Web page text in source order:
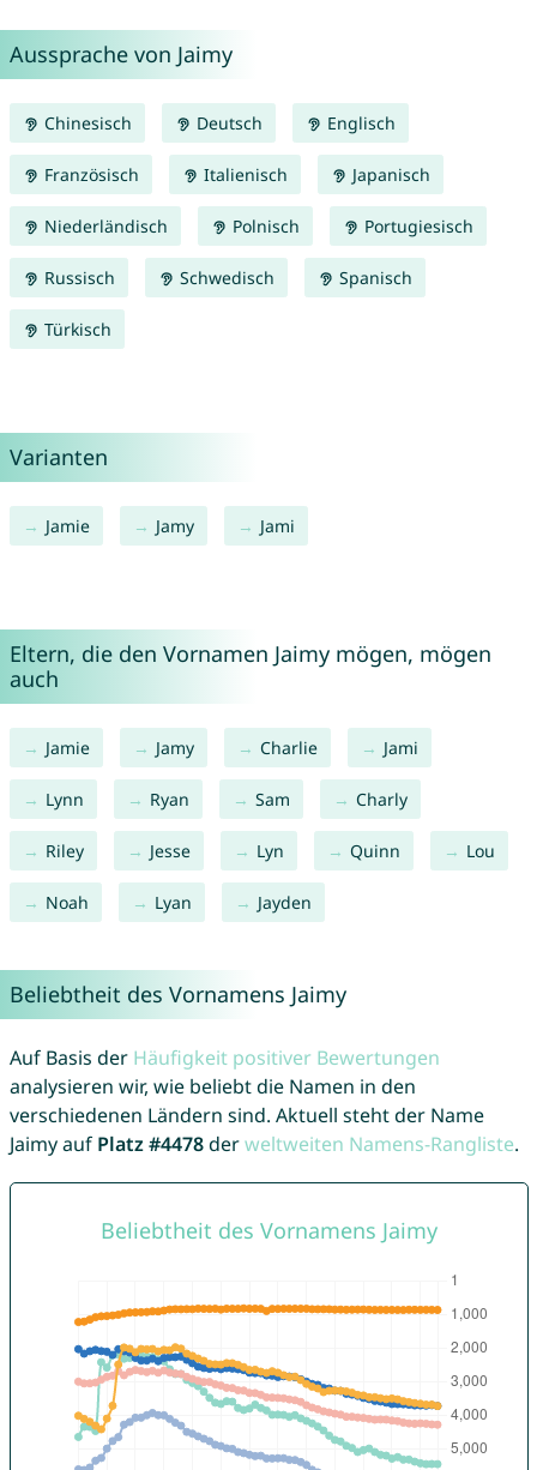
Aussprache von Jaimy
Chinesisch Deutsch Englisch
Französisch Italienisch Japanisch
Niederländisch Polnisch Portugiesisch
Russisch Schwedisch Spanisch
Türkisch
Varianten
Jamie Jamy Jami
Eltern, die den Vornamen Jaimy mögen, mögen
auch
Jamie Jamy Charlie Jami
Lynn Ryan Sam Charly
Riley Jesse Lyn Quinn Lou
Noah Lyan Jayden
Beliebtheit des Vornamens Jaimy
Auf Basis der Häufigkeit positiver Bewertungen
analysieren wir, wie beliebt die Namen in den
verschiedenen Ländern sind. Aktuell steht der Name
Jaimy auf Platz #4478derweltweiten Namens-Rangliste.